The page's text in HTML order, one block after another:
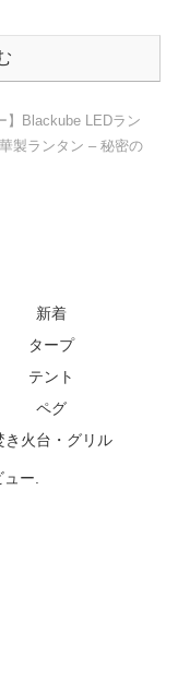
】Blackube LEDラン
製ランタン – 秘密の
新着
タープ
テント
ペグ
き火台・グリル
ー.